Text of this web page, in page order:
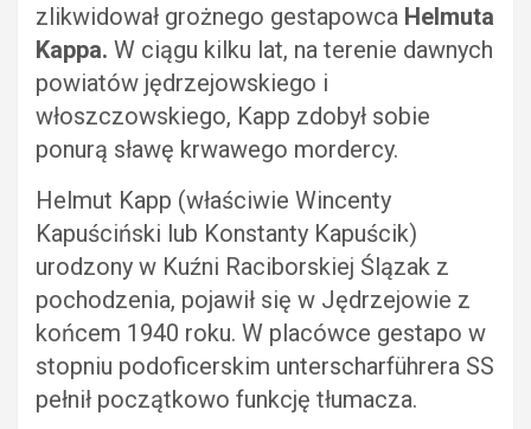
zlikwidował grożnego gestapowca Helmuta
Kappa. W ciągu kilku lat, na terenie dawnych
powiatów jędrzejowskiego i
włoszczowskiego, Kapp zdobył sobie
ponurą sławę krwawego mordercy.
Helmut Kapp (właściwie Wincenty
Kapuściński lub Konstanty Kapuścik)
urodzony w Kuźni Raciborskiej Ślązak z
pochodzenia, pojawił się w Jędrzejowie z
końcem 1940 roku. W placówce gestapo w
stopniu podoficerskim unterscharführera SS
pełnił początkowo funkcję tłumacza.